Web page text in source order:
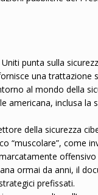
punta sulla
una trattazione
al mondo della
americana, inclusa la
della sicurezza
“muscolare”, come
ormai da anni, il
prefissati.